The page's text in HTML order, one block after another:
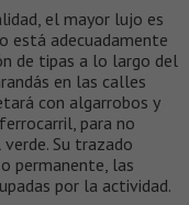
el mayor lujo es
está adecuadamente
de tipas a lo largo del
en las calles
con algarrobos y
para no
Su trazado
permanente, las
por la actividad.